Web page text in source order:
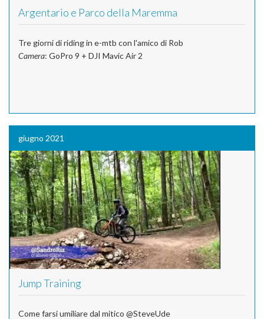
Argentario e Parco della Maremma
Tre giorni di riding in e-mtb con l'amico di Rob
Camera: GoPro 9 + DJI Mavic Air 2
giugno 2021
Jump Training
Come farsi umiliare dal mitico @SteveUde